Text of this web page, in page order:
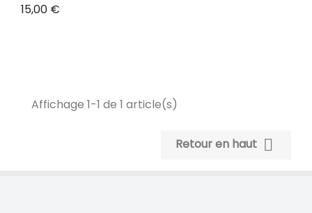
Prix
15,00 €
Affichage 1-1 de 1 article(s)
Retour en haut 